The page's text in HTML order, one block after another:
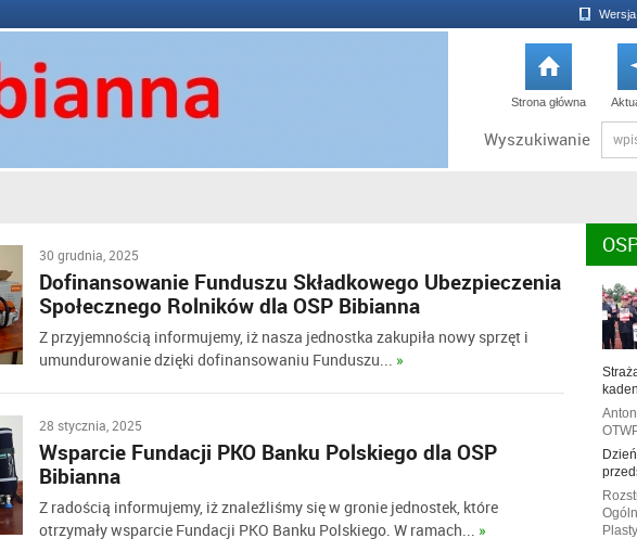

Strona główna
Wyszukiwanie
30 grudnia, 2025
Dofinansowanie Funduszu Składkowego Ubezpieczenia
Społecznego Rolników dla OSP Bibianna
Z przyjemnością informujemy, iż nasza jednostka zakupiła nowy sprzęt i
umundurowanie dzięki dofinansowaniu Funduszu... »
28 stycznia, 2025
Wsparcie Fundacji PKO Banku Polskiego dla OSP
Bibianna
Z radością informujemy, iż znaleźliśmy się w gronie jednostek, które
otrzymały wsparcie Fundacji PKO Banku Polskiego. W ramach... »